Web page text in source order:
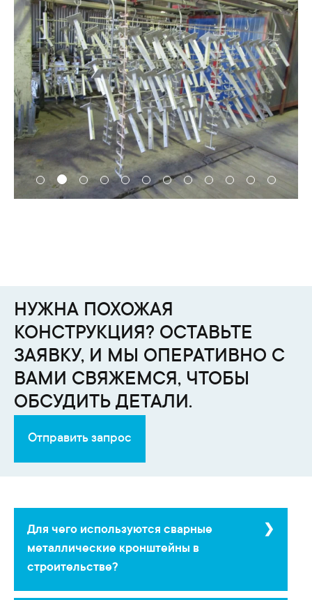
НУЖНА ПОХОЖАЯ
КОНСТРУКЦИЯ? ОСТАВЬТЕ
ЗАЯВКУ, И МЫ ОПЕРАТИВНО С
ВАМИ СВЯЖЕМСЯ, ЧТОБЫ
ОБСУДИТЬ ДЕТАЛИ.
Отправить запрос
Для чего используются сварные
металлические кронштейны в
строительстве?